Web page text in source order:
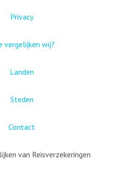
Privacy
vergelijken wij?
Landen
Steden
Contact
van Reisverzekeringen